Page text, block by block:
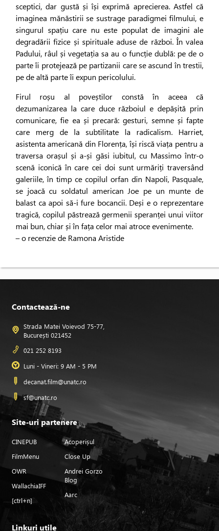
sceptici, dar gustă și își exprimă aprecierea. Astfel că
imaginea mănăstirii se sustrage paradigmei filmului, e
singurul spațiu care nu este populat de imagini ale
degradării fizice și spirituale aduse de război. În valea
Padului, râul și vegetația sa au o funcție dublă: pe de o
parte îi protejează pe partizanii care se ascund în trestii,
pe de altă parte îi expun pericolului.
Firul roșu al poveștilor constă în aceea că
dezumanizarea la care duce războiul e depășită prin
comunicare, fie ea și precară: gesturi, semne și fapte
care merg de la subtilitate la radicalism. Harriet,
asistenta americană din Florența, își riscă viața pentru a
traversa orașul și a-și găsi iubitul, cu Massimo într-o
scenă iconică în care cei doi sunt urmăriți traversând
galeriile, în timp ce copilul orfan din Napoli, Pasquale,
se joacă cu soldatul american Joe pe un munte de
balast ca apoi să-i fure bocancii. Deși e o reprezentare
tragică, copilul păstrează germenii speranței unui viitor
mai bun, chiar și în fața celor mai atroce evenimente.
– o recenzie de Ramona Aristide
Contactează-ne
Strada Matei Voievod 75-77,
București 021452
021 252 8193
Luni - Vineri: 9 AM - 5 PM
decanat.film@unatc.ro
sf@unatc.ro
Site-uri partenere
CINEPUB
FilmMenu
OWR
WallachiaIFF
[ctrl+n]
Acoperișul
Close Up
Andrei Gorzo
Blog
Aarc
Linkuri utile